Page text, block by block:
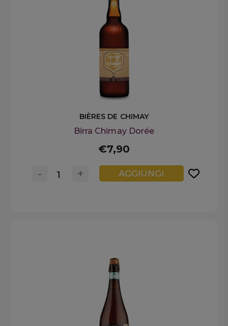
BIÈRES DE CHIMAY
Birra Chimay Dorée
€7,90
+
- AGGIUNGI